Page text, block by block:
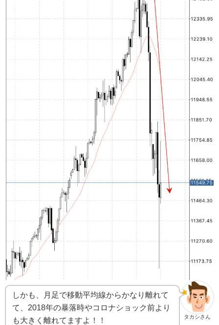
タカシさん
しかも、月足で移動平均線からかなり離れて
て、2018年の暴落時やコロナショック前より
も大きく離れてますよ！！